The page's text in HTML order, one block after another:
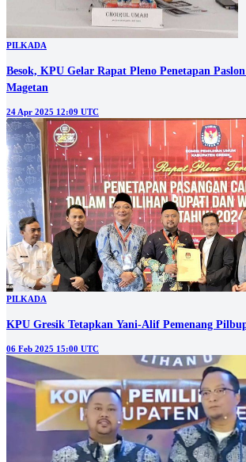
PILKADA
Besok, KPU Gelar Rapat Pleno Penetapan
Magetan
24 Apr 2025 12:09 UTC
PILKADA
KPU Gresik Tetapkan Yani-Alif Pemenang
06 Feb 2025 15:00 UTC